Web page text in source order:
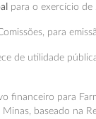
para o exercício de
para
de utilidade
financeiro para
baseado na